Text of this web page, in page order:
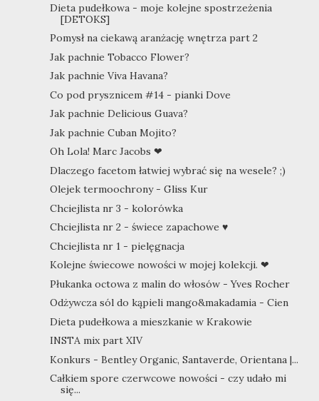
Dieta pudełkowa - moje kolejne spostrzeżenia
[DETOKS]
Pomysł na ciekawą aranżację wnętrza part 2
Jak pachnie Tobacco Flower?
Jak pachnie Viva Havana?
Co pod prysznicem #14 - pianki Dove
Jak pachnie Delicious Guava?
Jak pachnie Cuban Mojito?
Oh Lola! Marc Jacobs ❤
Dlaczego facetom łatwiej wybrać się na wesele? ;)
Olejek termoochrony - Gliss Kur
Chciejlista nr 3 - kolorówka
Chciejlista nr 2 - świece zapachowe ♥
Chciejlista nr 1 - pielęgnacja
Kolejne świecowe nowości w mojej kolekcji. ❤
Płukanka octowa z malin do włosów - Yves Rocher
Odżywcza sól do kąpieli mango&makadamia - Cien
Dieta pudełkowa a mieszkanie w Krakowie
INSTA mix part XIV
Konkurs - Bentley Organic, Santaverde, Orientana |...
Całkiem spore czerwcowe nowości - czy udało mi
się...